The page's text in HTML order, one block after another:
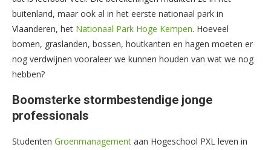
buitenland, maar ook al in het eerste nationaal park in
Vlaanderen, het Nationaal Park Hoge Kempen. Hoeveel
bomen, graslanden, bossen, houtkanten en hagen moeten er
nog verdwijnen vooraleer we kunnen houden van wat we nog
hebben?
Boomsterke stormbestendige jonge
professionals
Studenten Groenmanagement aan Hogeschool PXL leven in